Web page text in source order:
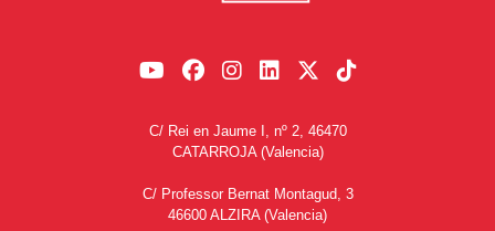
C/ Rei en Jaume I, nº 2, 46470
CATARROJA (Valencia)
C/ Professor Bernat Montagud, 3
46600 ALZIRA (Valencia)